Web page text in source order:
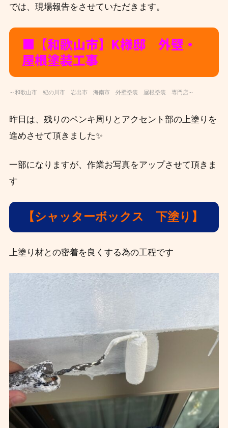
では、現場報告をさせていただきます。
■【和歌山市】K様邸 外壁・
屋根塗装工事
～和歌山市 紀の川市 岩出市 海南市 外壁塗装 屋根塗装 専門店～
昨日は、 残りのペンキ周りとアクセント部の上塗りを
進めさせて頂きました✨
一部になりますが、作業お写真をアップさせて頂きま
す
【シャッターボックス 下塗り 】
上塗り材との密着を良くする為の工程です